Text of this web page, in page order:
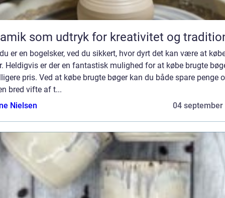
som udtryk for kreativitet og
er en bogelsker, ved du sikkert, hvor dyrt det kan være at
Heldigvis er der en fantastisk mulighed for at købe brugte
pris. Ved at købe brugte bøger kan du både spare penge
bred vifte af t...
Nielsen
04 september